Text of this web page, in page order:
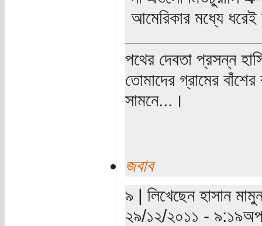
আমেরিকার মধ্যে ধরেই
পথের দেবতা প্রসন্ন
তোমাদের গ্রামের
সামনে...।
জবাব
৯ | লিখেছেন হাসান
২৯/১২/২০১১ -